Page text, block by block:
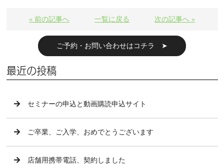
« 前の記事へ 一覧に戻る 次の記事へ »
ご予約・お問い合わせはコチラ ➤
最近の投稿
セミナーの申込と動画購読申込サイト
ご卒業、ご入学、おめでとうございます
店舗用携帯電話、契約しました